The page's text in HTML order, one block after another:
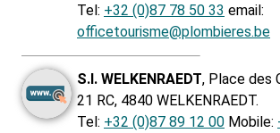
Tel: +32 (0)87 78 50 33 email:
officetourisme@plombieres.be
S.I. WELKENRAEDT, Place des
21 RC, 4840 WELKENRAEDT.
Tel: +32 (0)87 89 12 00 Mobile: